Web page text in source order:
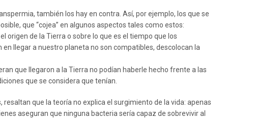
también los hay en contra. Así, por ejemplo, los que se
que “cojea” en algunos aspectos tales como estos:
origen de la Tierra o sobre lo que es el tiempo que los
llegar a nuestro planeta no son compatibles, descolocan la
que llegaron a la Tierra no podían haberle hecho frente a las
que se considera que tenían.
resaltan que la teoría no explica el surgimiento de la vida: apenas
aseguran que ninguna bacteria sería capaz de sobrevivir al